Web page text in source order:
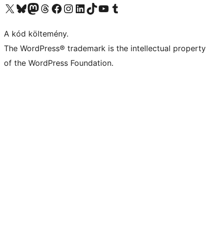
Visit our X (formerly Twitter) account
Visit our Bluesky account
Twitter csatornánk
Visit our Threads account
Facebook oldalunk megtekintése
Visit our Instagram account
Visit our LinkedIn account
Visit our TikTok account
Visit our YouTube channel
Visit our Tumblr account
A kód költemény.
The WordPress® trademark is the intellectual property
of the WordPress Foundation.